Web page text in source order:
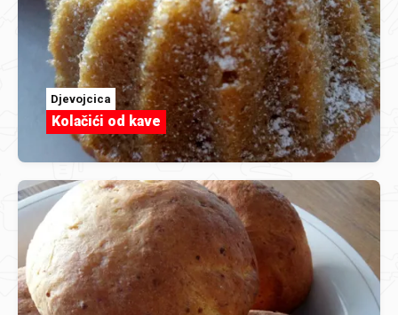
Djevojcica
Kolačići od kave